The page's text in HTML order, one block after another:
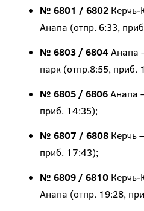
№ 6801 / 6802
Анапа (отпр. 6:33,
№ 6803 / 6804Анапа
парк (отпр.8:55, приб.
№ 6805 / 6806Анапа
приб. 14:35);
№ 6807 / 6808Керчь
приб. 17:43);
№ 6809 / 6810
Анапа (отпр. 19:28,